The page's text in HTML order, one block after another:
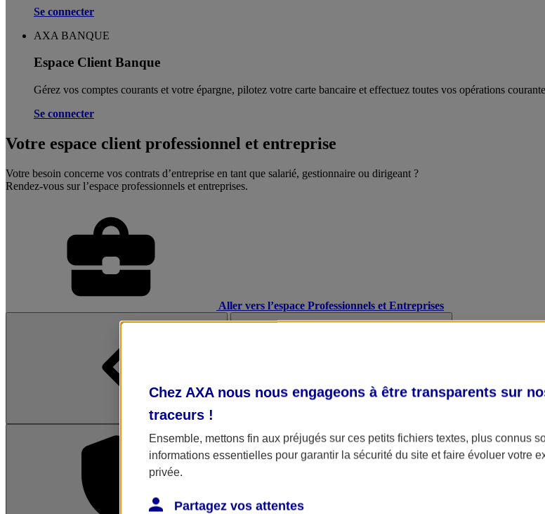
Se connecter
AXA BANQUE
Espace Client Banque
Gérez vos comptes courants et votre épargne, pilotez votre carte bancaire et effectuez toutes vos opérations
Se connecter
Votre espace client professionnel et entreprise
Votre besoin concerne vos contrats d’entreprise en tant que salarié, gestionnaire ou dirigeant ?
Rendez-vous sur l’espace professionnels et entreprises.
Aller vers l’espace Professionnels et Entreprises
Chez AXA nous nous engageons à être transparents sur
traceurs !
Ensemble, mettons fin aux préjugés sur ces petits fichiers textes, plus connus
informations essentielles pour garantir la sécurité du site et faire évoluer votre
privée.
Partagez vos attentes